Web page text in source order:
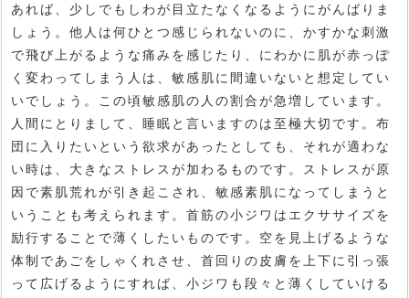
あれば、少しでもしわが目立たなくなるようにがんばりま
しょう。他人は何ひとつ感じられないのに、かすかな刺激
で飛び上がるような痛みを感じたり、にわかに肌が赤っぽ
く変わってしまう人は、敏感肌に間違いないと想定してい
いでしょう。この頃敏感肌の人の割合が急増しています。
人間にとりまして、睡眠と言いますのは至極大切です。布
団に入りたいという欲求があったとしても、それが適わな
い時は、大きなストレスが加わるものです。ストレスが原
因で素肌荒れが引き起こされ、敏感素肌になってしまうと
いうことも考えられます。首筋の小ジワはエクササイズを
励行することで薄くしたいものです。空を見上げるような
体制であごをしゃくれさせ、首回りの皮膚を上下に引っ張
って広げるようにすれば、小ジワも段々と薄くしていける